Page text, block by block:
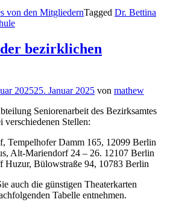
von den MitgliedernTagged Dr. Bettina
bezirklichen
202525. Januar 2025 von mathew
Seniorenarbeit des Bezirksamtes
verschiedenen Stellen:
Tempelhofer Damm 165, 12099 Berlin
Alt-Mariendorf 24 – 26. 12107 Berlin
Huzur, Bülowstraße 94, 10783 Berlin
auch die günstigen Theaterkarten
Tabelle entnehmen.